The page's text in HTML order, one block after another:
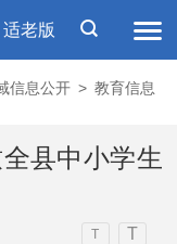
适老版
信息公开 > 教育信息
县中小学生
T T